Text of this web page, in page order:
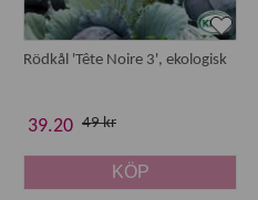
Rödkål 'Tête Noire 3', ekologisk
39.20 49 kr
KÖP